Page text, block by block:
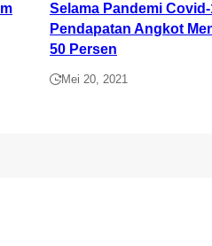
Angkot Menurun Hingga
Mei 20, 2021